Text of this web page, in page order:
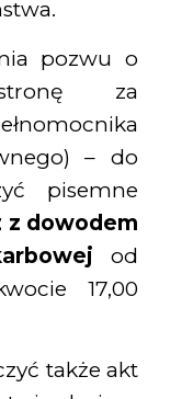
pozwu o
za
– do
pisemne
z dowodem
od
17,00
także akt